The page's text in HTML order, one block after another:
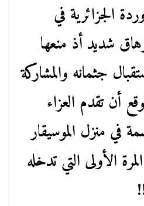
الجزائرية في
شديد أذ منعها
جثمانه والمشاركة
أن تقدم العزاء
في منزل الموسيقار
الأولى التي تدخله